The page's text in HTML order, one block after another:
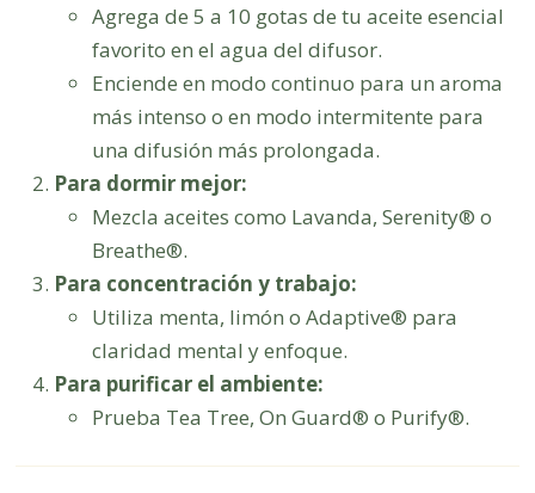
Agrega de 5 a 10 gotas de tu aceite esencial
favorito en el agua del difusor.
Enciende en modo continuo para un aroma
más intenso o en modo intermitente para
una difusión más prolongada.
Para dormir mejor:
Mezcla aceites como Lavanda, Serenity® o
Breathe®.
Para concentración y trabajo:
Utiliza menta, limón o Adaptive® para
claridad mental y enfoque.
Para purificar el ambiente:
Prueba Tea Tree, On Guard® o Purify®.